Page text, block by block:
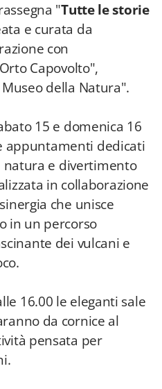
"Tutte le storie
e curata da
con
Capovolto",
della Natura".
15 e domenica 16
appuntamenti dedicati
natura e divertimento
in collaborazione
che unisce
in un percorso
dei vulcani e
16.00 le eleganti sale
da cornice al
pensata per